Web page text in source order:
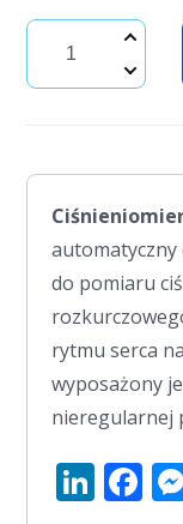
do pomiaru
rytmu serca
wyposażony
nieregularnej